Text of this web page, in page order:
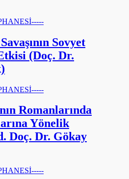
Sovyet
(Doç. Dr.
Romanlarında
Yönelik
Doç. Dr. Gökay